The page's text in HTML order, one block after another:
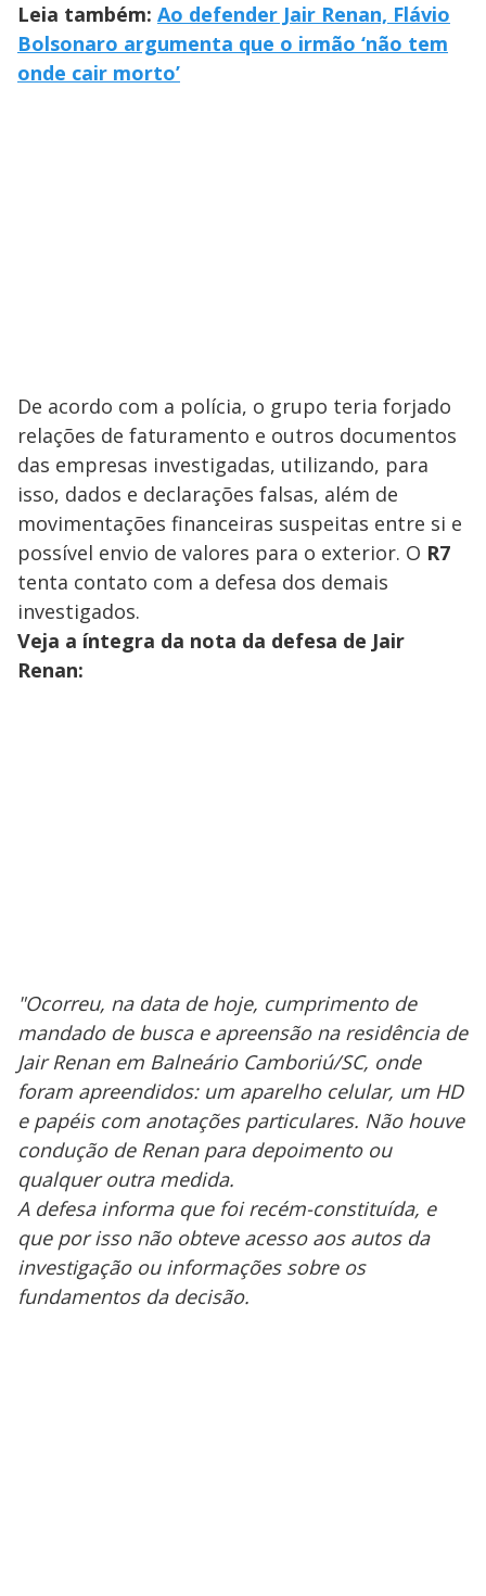
Leia também: Ao defender Jair Renan, Flávio
Bolsonaro argumenta que o irmão ‘não tem
onde cair morto’
De acordo com a polícia, o grupo teria forjado
relações de faturamento e outros documentos
das empresas investigadas, utilizando, para
isso, dados e declarações falsas, além de
movimentações financeiras suspeitas entre si e
possível envio de valores para o exterior. O R7
tenta contato com a defesa dos demais
investigados.
Veja a íntegra da nota da defesa de Jair
Renan:
"Ocorreu, na data de hoje, cumprimento de
mandado de busca e apreensão na residência de
Jair Renan em Balneário Camboriú/SC, onde
foram apreendidos: um aparelho celular, um HD
e papéis com anotações particulares. Não houve
condução de Renan para depoimento ou
qualquer outra medida.
A defesa informa que foi recém-constituída, e
que por isso não obteve acesso aos autos da
investigação ou informações sobre os
fundamentos da decisão.